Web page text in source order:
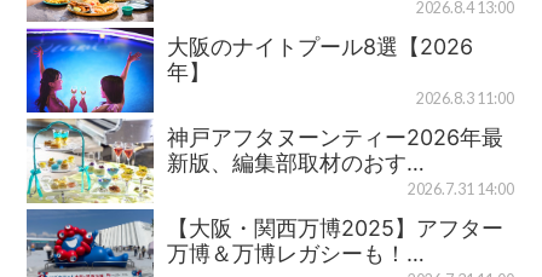
2026.8.4 13:00
大阪のナイトプール8選【2026
年】
2026.8.3 11:00
神戸アフタヌーンティー2026年最
新版、編集部取材のおす…
2026.7.31 14:00
【大阪・関西万博2025】アフター
万博＆万博レガシーも！…